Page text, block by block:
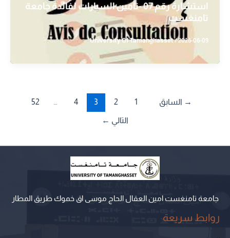
استشارة رقم 07 -تأمين السيارات لفائدة جامعة
تامنغست
University Of Tamanghasset/2026-06-09
→ السابق 1
2
3
4
…
52
التالي ←
جامعة تامنغست امين العقال الحاج موسى اق خموك طريق المطار
روابط سريعة